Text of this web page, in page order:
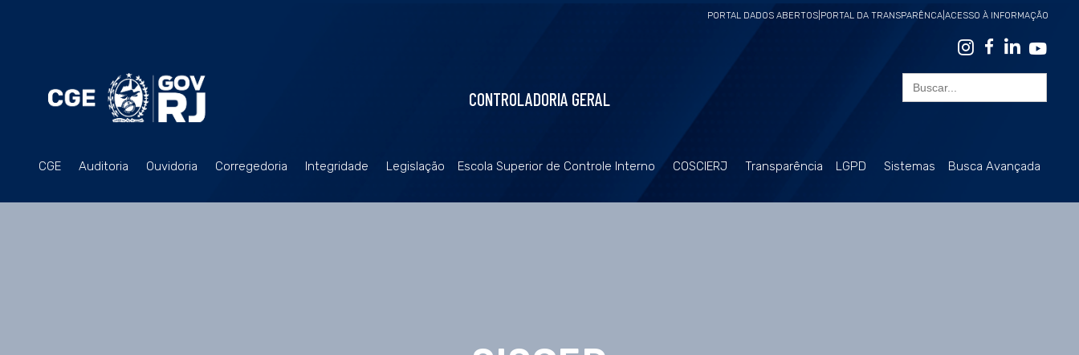
PORTAL DADOS ABERTOS PORTAL DA TRANSPARÊNCA ACESSO À INFORMAÇÃO
CONTROLADORIA GERAL
Search
for:
CGE Auditoria Ouvidoria Corregedoria Integridade Legislação Escola Superior de Controle Interno COSCIERJ Transparência LGPD Sistemas Busca Avançada